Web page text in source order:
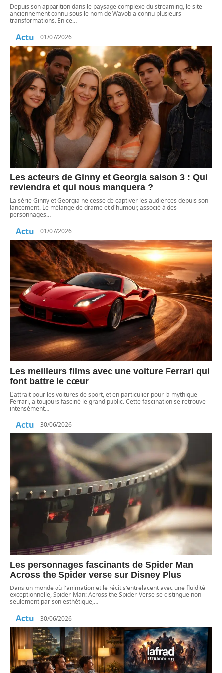
Depuis son apparition dans le paysage complexe du streaming, le site
anciennement connu sous le nom de Wavob a connu plusieurs
transformations. En ce…
Actu 01/07/2026
Les acteurs de Ginny et Georgia saison 3 : Qui
reviendra et qui nous manquera ?
La série Ginny et Georgia ne cesse de captiver les audiences depuis son
lancement. Le mélange de drame et d'humour, associé à des
personnages…
Actu 01/07/2026
Les meilleurs films avec une voiture Ferrari qui
font battre le cœur
L'attrait pour les voitures de sport, et en particulier pour la mythique
Ferrari, a toujours fasciné le grand public. Cette fascination se retrouve
intensément…
Actu 30/06/2026
Les personnages fascinants de Spider Man
Across the Spider verse sur Disney Plus
Dans un monde où l'animation et le récit s'entrelacent avec une fluidité
exceptionnelle, Spider-Man: Across the Spider-Verse se distingue non
seulement par son esthétique,…
Actu 30/06/2026